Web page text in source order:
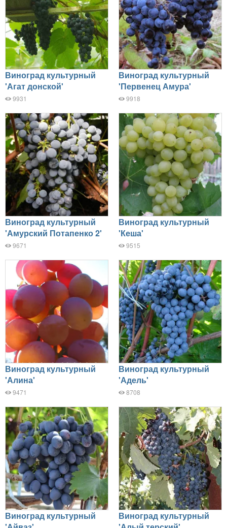
Виноград культурный
'Агат донской'
9931
Виноград культурный
'Первенец Амура'
9918
Виноград культурный
'Амурский Потапенко 2'
9671
Виноград культурный
'Кеша'
9515
Виноград культурный
'Алина'
9471
Виноград культурный
'Адель'
8708
Виноград культурный
Виноград культурный